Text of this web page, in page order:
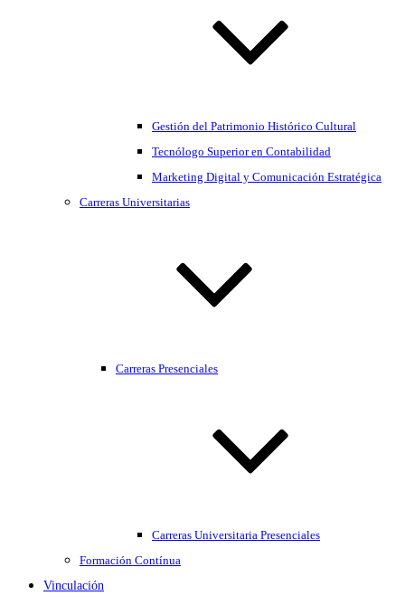
Gestión del Patrimonio Histórico Cultural
Tecnólogo Superior en Contabilidad
Marketing Digital y Comunicación Estratégica
Carreras Universitarias
Carreras Presenciales
Carreras Universitaria Presenciales
Formación Contínua
Vinculación